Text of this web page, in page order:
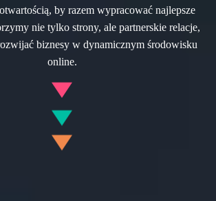
by razem wypracować najlepsze
nie tylko strony, ale partnerskie relacje,
biznesy w dynamicznym środowisku
online.